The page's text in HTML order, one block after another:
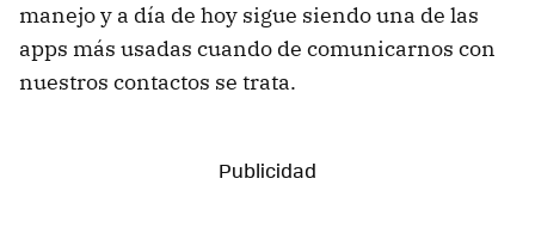
manejo y a día de hoy sigue siendo una de las
apps más usadas cuando de comunicarnos con
nuestros contactos se trata.